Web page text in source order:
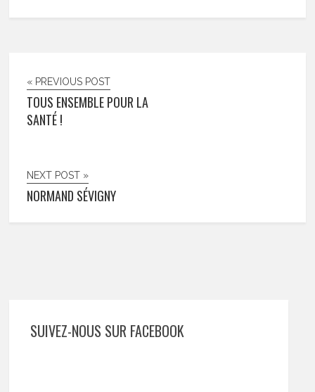
« PREVIOUS POST
TOUS ENSEMBLE POUR LA
SANTÉ !
NEXT POST »
NORMAND SÉVIGNY
SUIVEZ-NOUS SUR FACEBOOK